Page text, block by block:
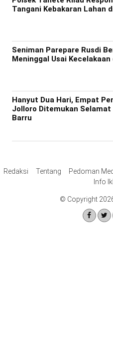
Tangani Kebakaran Lahan
Seniman Parepare Rusdi
Meninggal Usai Kecelakaan
Hanyut Dua Hari, Empat
Jolloro Ditemukan Selamat
Barru
Redaksi Tentang Pedoman
Info
© Copyright